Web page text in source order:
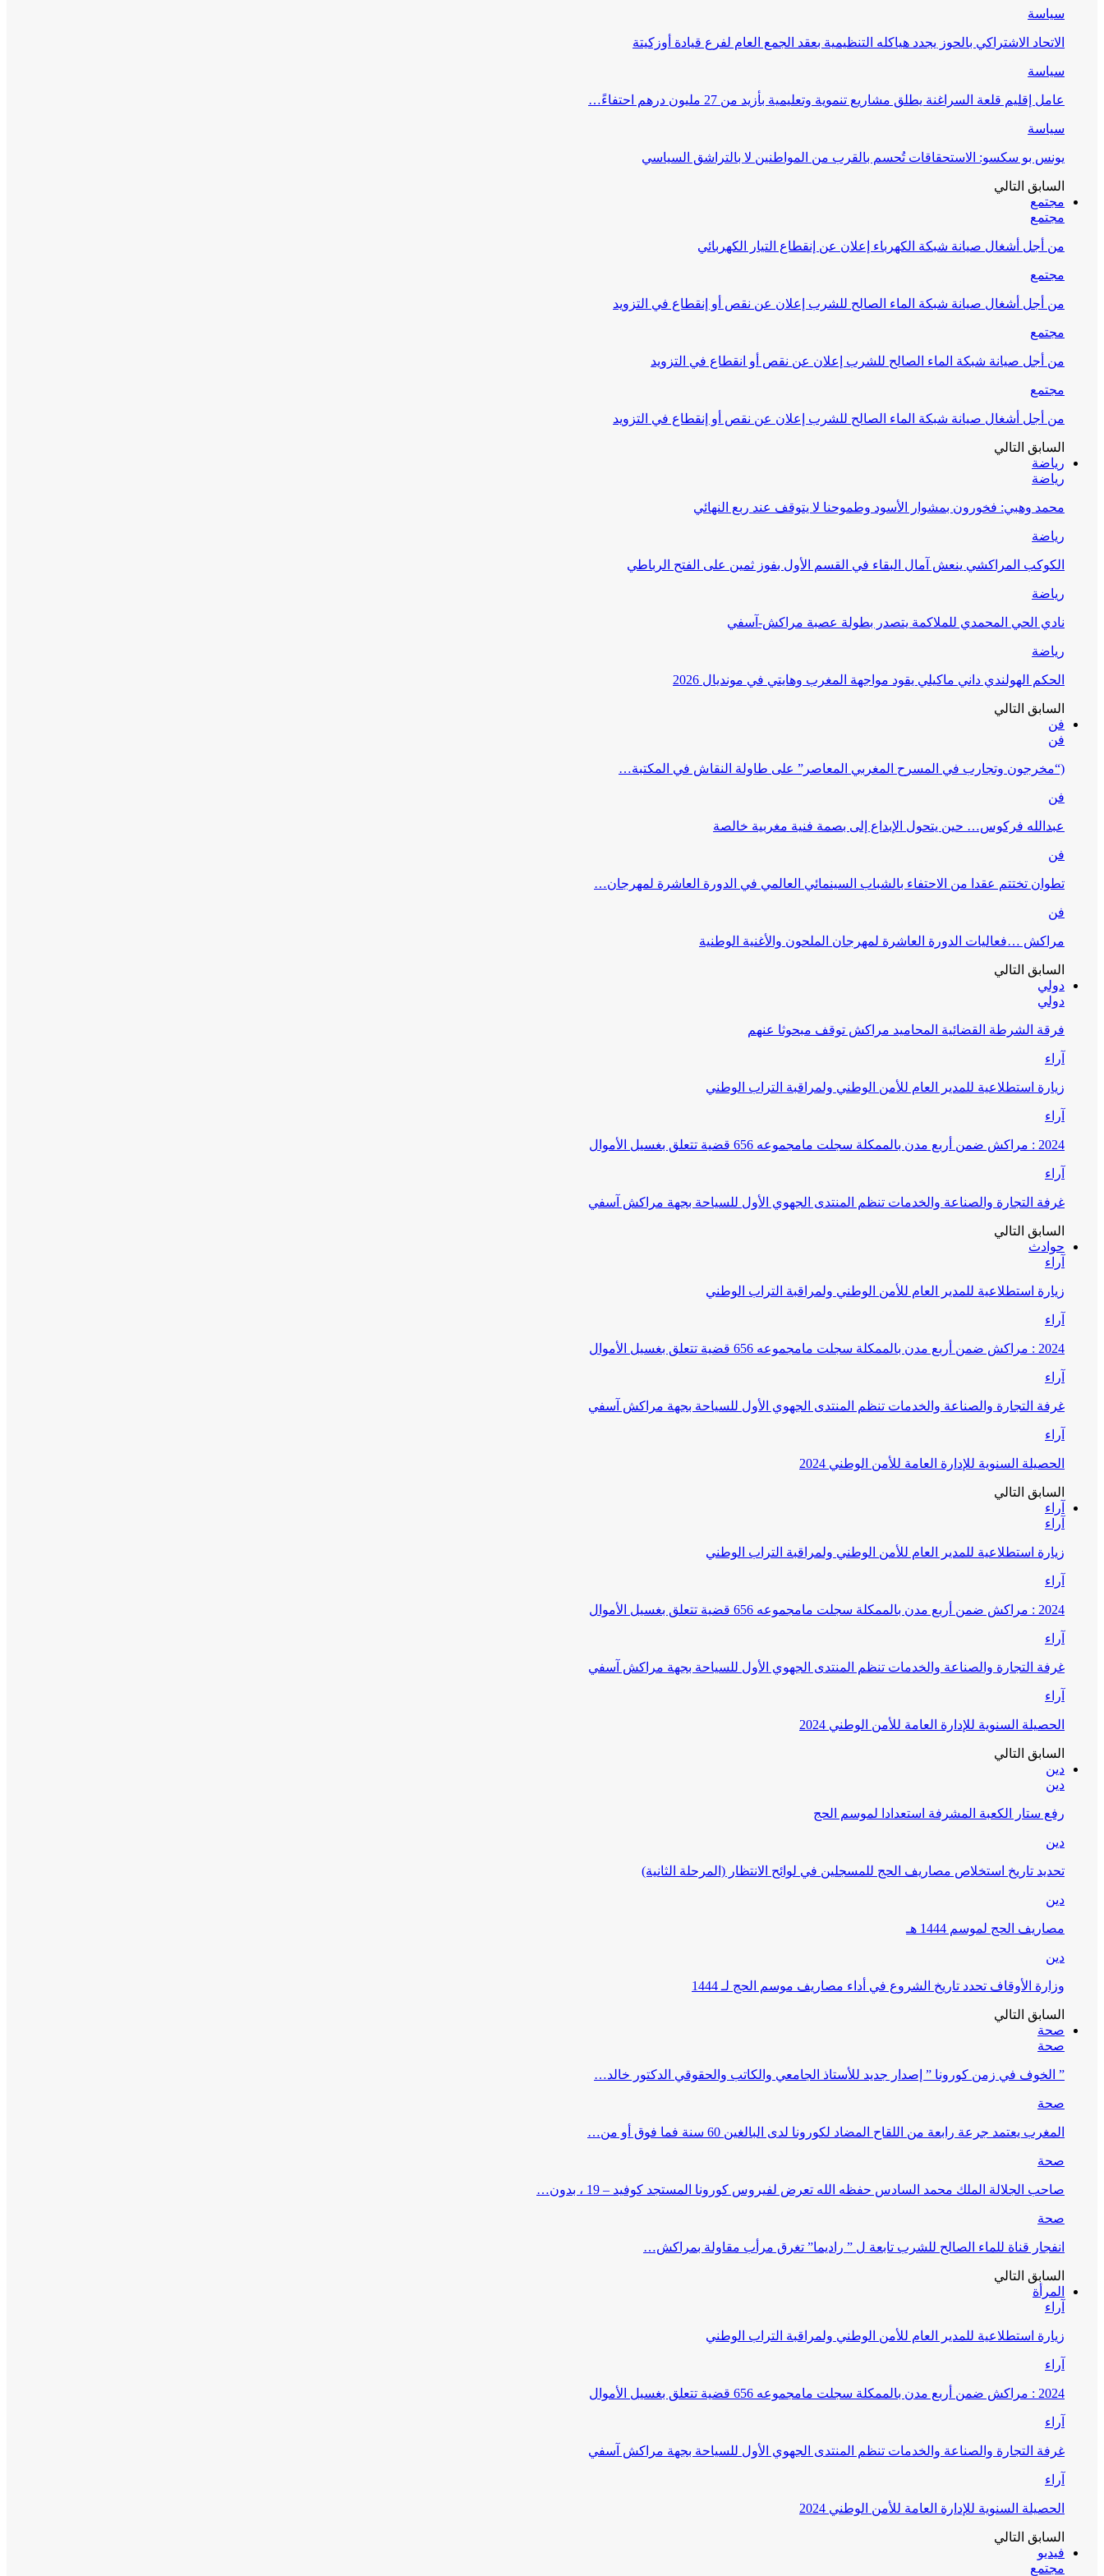
سياسة
الاتحاد الاشتراكي بالحوز يجدد هياكله التنظيمية بعقد الجمع العام لفرع قيادة أوزكيتة
سياسة
عامل إقليم قلعة السراغنة يطلق مشاريع تنموية وتعليمية بأزيد من 27 مليون درهم احتفاءً…
سياسة
يونس بو سكسو: الاستحقاقات تُحسم بالقرب من المواطنين لا بالتراشق السياسي
السابق التالي
مجتمع
مجتمع
من أجل أشغال صيانة شبكة الكهرباء إعلان عن إنقطاع التيار الكهربائي
مجتمع
من أجل أشغال صيانة شبكة الماء الصالح للشرب إعلان عن نقص أو إنقطاع في التزويد
مجتمع
من أجل صيانة شبكة الماء الصالح للشرب إعلان عن نقص أو انقطاع في التزويد
مجتمع
من أجل أشغال صيانة شبكة الماء الصالح للشرب إعلان عن نقص أو إنقطاع في التزويد
السابق التالي
رياضة
رياضة
محمد وهبي: فخورون بمشوار الأسود وطموحنا لا يتوقف عند ربع النهائي
رياضة
الكوكب المراكشي ينعش آمال البقاء في القسم الأول بفوز ثمين على الفتح الرباطي
رياضة
نادي الحي المحمدي للملاكمة يتصدر بطولة عصبة مراكش-آسفي
رياضة
الحكم الهولندي داني ماكيلي يقود مواجهة المغرب وهايتي في مونديال 2026
السابق التالي
فن
فن
(“مخرجون وتجارب في المسرح المغربي المعاصر” على طاولة النقاش في المكتبة…
فن
عبدالله فركوس… حين يتحول الإبداع إلى بصمة فنية مغربية خالصة
فن
تطوان تختتم عقدا من الاحتفاء بالشباب السينمائي العالمي في الدورة العاشرة لمهرجان…
فن
مراكش …فعاليات الدورة العاشرة لمهرجان الملحون والأغنية الوطنية
السابق التالي
دولي
دولي
فرقة الشرطة القضائية المحاميد مراكش توقف مبحوثا عنهم
آراء
زيارة استطلاعية للمدير العام للأمن الوطني ولمراقبة التراب الوطني
آراء
2024 : مراكش ضمن أربع مدن بالممكلة سجلت مامجموعه 656 قضية تتعلق بغسيل الأموال
آراء
غرفة التجارة والصناعة والخدمات تنظم المنتدى الجهوي الأول للسياحة بجهة مراكش آسفي
السابق التالي
حوادث
آراء
زيارة استطلاعية للمدير العام للأمن الوطني ولمراقبة التراب الوطني
آراء
2024 : مراكش ضمن أربع مدن بالممكلة سجلت مامجموعه 656 قضية تتعلق بغسيل الأموال
آراء
غرفة التجارة والصناعة والخدمات تنظم المنتدى الجهوي الأول للسياحة بجهة مراكش آسفي
آراء
الحصيلة السنوية للإدارة العامة للأمن الوطني 2024
السابق التالي
آراء
آراء
زيارة استطلاعية للمدير العام للأمن الوطني ولمراقبة التراب الوطني
آراء
2024 : مراكش ضمن أربع مدن بالممكلة سجلت مامجموعه 656 قضية تتعلق بغسيل الأموال
آراء
غرفة التجارة والصناعة والخدمات تنظم المنتدى الجهوي الأول للسياحة بجهة مراكش آسفي
آراء
الحصيلة السنوية للإدارة العامة للأمن الوطني 2024
السابق التالي
دين
دين
رفع ستار الكعبة المشرفة استعدادا لموسم الحج
دين
تحديد تاريخ استخلاص مصاريف الحج للمسجلين في لوائح الانتظار (المرحلة الثانية)
دين
مصاريف الحج لموسم 1444 هـ
دين
وزارة الأوقاف تحدد تاريخ الشروع في أداء مصاريف موسم الحج لـ 1444
السابق التالي
صحة
صحة
” الخوف في زمن كورونا ” إصدار جديد للأستاذ الجامعي والكاتب والحقوقي الدكتور خالد…
صحة
المغرب يعتمد جرعة رابعة من اللقاح المضاد لكورونا لدى البالغين 60 سنة فما فوق أو من…
صحة
صاحب الجلالة الملك محمد السادس حفظه الله تعرض لفيروس كورونا المستجد كوفيد – 19 ، بدون…
صحة
انفجار قناة للماء الصالح للشرب تابعة ل ” راديما” تغرق مرأب مقاولة بمراكش…
السابق التالي
المرأة
آراء
زيارة استطلاعية للمدير العام للأمن الوطني ولمراقبة التراب الوطني
آراء
2024 : مراكش ضمن أربع مدن بالممكلة سجلت مامجموعه 656 قضية تتعلق بغسيل الأموال
آراء
غرفة التجارة والصناعة والخدمات تنظم المنتدى الجهوي الأول للسياحة بجهة مراكش آسفي
آراء
الحصيلة السنوية للإدارة العامة للأمن الوطني 2024
السابق التالي
فيديو
مجتمع